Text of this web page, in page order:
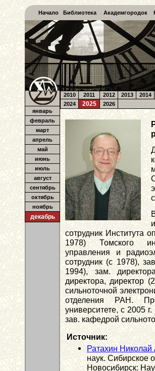
Начало Библиотека Академгородок
январь
февраль
март
апрель
май
июнь
июль
август
сентябрь
октябрь
ноябрь
декабрь
2010 2011 2012 2013
2014
2024
2025 2026
сотрудник Института
1978) Томского
управления и
сотрудник (с 1978),
1994), зам.
директора, директор
сильноточной
отделения РАН.
университете, с 2005
зав. кафедрой
Источник:
Ратахин Николай
наук. Сибирское
Новосибирск: